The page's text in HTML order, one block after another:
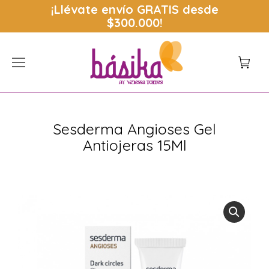
¡Llévate envío GRATIS desde
$300.000!
Sesderma Angioses Gel
Antiojeras 15Ml